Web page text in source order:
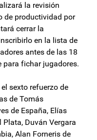
la revisión
de productividad por
cerrar la
en la lista de
antes de las 18
para fichar jugadores.
sexto refuerzo de
de Tomás
de España, Elías
Duván Vergara
Alan Forneris de